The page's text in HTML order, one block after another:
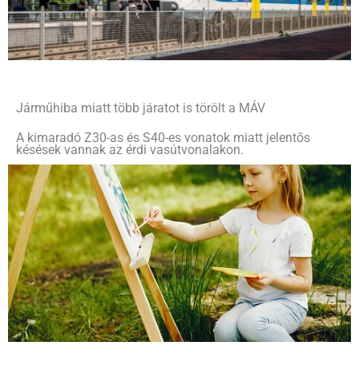
Járműhiba miatt több járatot is törölt a MÁV
A kimaradó Z30-as és S40-es vonatok miatt jelentős
késések vannak az érdi vasútvonalakon.